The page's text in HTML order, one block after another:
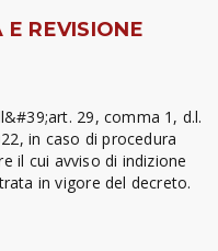
E REVISIONE
29, comma 1, d.l.
in caso di procedura
il cui avviso di indizione
in vigore del decreto.